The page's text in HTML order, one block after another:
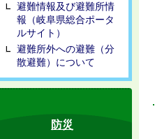
避難情報及び避難所情
報（岐阜県総合ポータ
ルサイト）
避難所外への避難（分
散避難）について
防災